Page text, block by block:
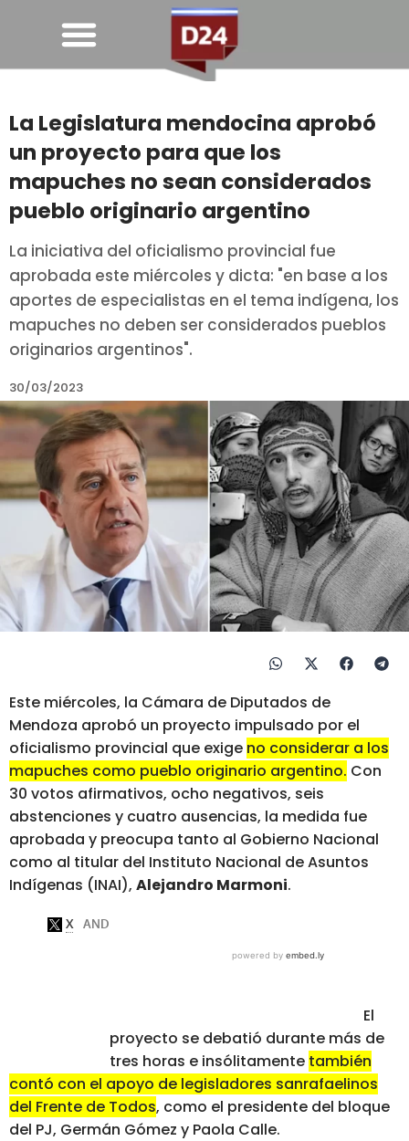
La Legislatura mendocina aprobó
un proyecto para que los
mapuches no sean considerados
pueblo originario argentino
La iniciativa del oficialismo provincial fue
aprobada este miércoles y dicta: "en base a los
aportes de especialistas en el tema indígena, los
mapuches no deben ser considerados pueblos
originarios argentinos".
30/03/2023
Este miércoles, la Cámara de Diputados de
Mendoza aprobó un proyecto impulsado por el
oficialismo provincial que exige no considerar a los
mapuches como pueblo originario argentino. Con
30 votos afirmativos, ocho negativos, seis
abstenciones y cuatro ausencias, la medida fue
aprobada y preocupa tanto al Gobierno Nacional
como al titular del Instituto Nacional de Asuntos
Indígenas (INAI), Alejandro Marmoni.
El
proyecto se debatió durante más de
tres horas e insólitamente también
contó con el apoyo de legisladores sanrafaelinos
del Frente de Todos, como el presidente del bloque
del PJ, Germán Gómez y Paola Calle.